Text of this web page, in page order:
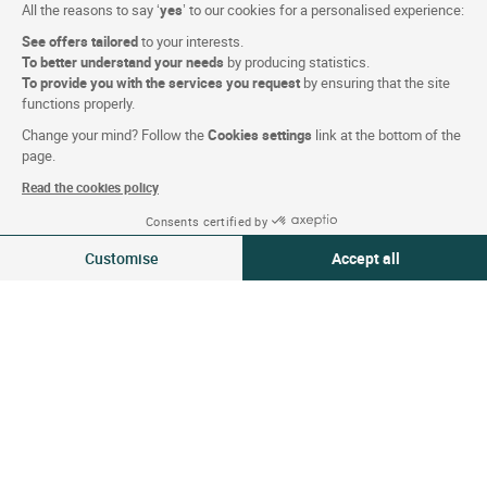
All the reasons to say ‘yes’ to our cookies for a personalised experience:
See offers tailoredto your interests.
To better understand your needs by producing statistics.
To provide you with the services you request by ensuring that the site
functions properly.
Change your mind? Follow theCookies settings link at the bottom of the
page.
Read the cookies policy
Consents certified by
Customise Accept all
08-09 Aoû 2026
2 voyageurs | 1 chambre
Cartes cadeaux
Affaires & Groupes
Média-Presse
Conditions du site
Mentions légales